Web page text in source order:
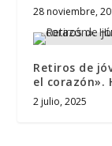
28 noviembre,
Retiros de
el corazón».
2 julio, 2025